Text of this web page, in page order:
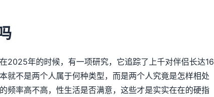
2025年的时候，有一项研究，它追踪了上千对伴侣长达16
就不是两个人属于何种类型，而是两个人究竟是怎样相处
频率高不高，性生活是否满意，这些才是实实在在的硬指